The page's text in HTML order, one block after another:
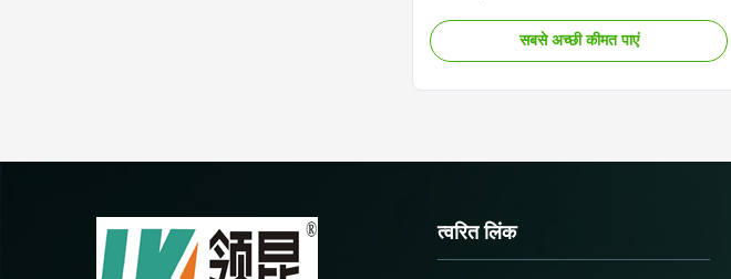
K,N,E,J,T,R,B,S,Pt100 Conductor material:
NiCr-NiSi, NiCrSi-NiSi), NiCr-Konstantan,
instrument machine Place of Origin:
Zhejiang, China (Mainland) Eco
सबसे अच्छी कीमत पाएं
त्वरित लिंक